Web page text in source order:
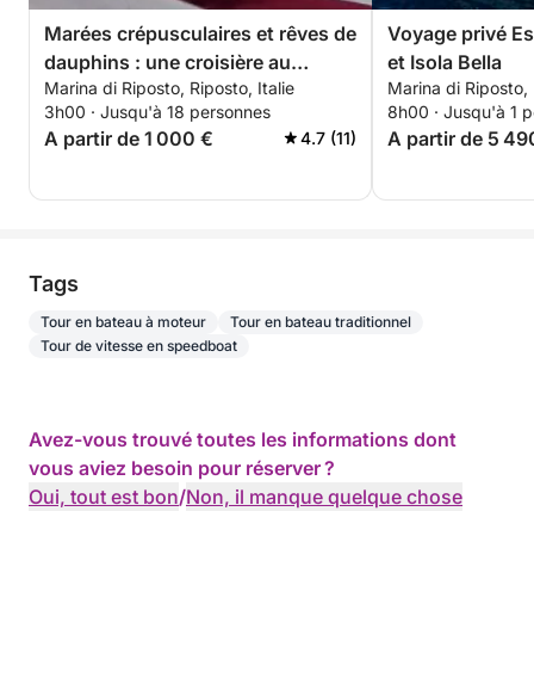
Marées crépusculaires et rêves de
dauphins : une croisière au
coucher du soleil dans la baie de
Taormine
Marina di Riposto, Riposto, Italie
3h00 · Jusqu'à 18 personnes
A partir de 1 000 € 4.7 (11)
Voyage privé
et Isola Bella
Marina di Riposto,
8h00 · Jusqu'à 1
A partir de 5
Tags
Tour en bateau à moteur
Tour en bateau traditionnel
Tour de vitesse en speedboat
Avez-vous trouvé toutes les informations dont
vous aviez besoin pour réserver ?
Oui, tout est bon/Non, il manque quelque chose